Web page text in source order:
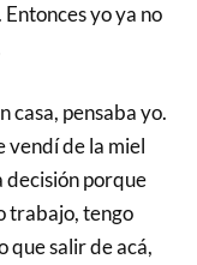
yo ya no
casa, pensaba yo.
vendí de la miel
decisión porque
trabajo, tengo
que salir de acá,